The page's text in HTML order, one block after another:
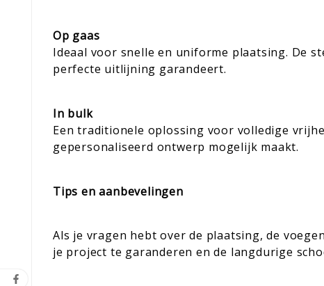
Op gaas
Ideaal voor snelle en uniforme plaatsing. De
perfecte uitlijning garandeert.
In bulk
Een traditionele oplossing voor volledige
gepersonaliseerd ontwerp mogelijk maakt.
Tips en aanbevelingen
Als je vragen hebt over de plaatsing, de
je project te garanderen en de langdurige